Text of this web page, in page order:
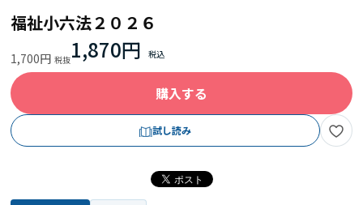
福祉小六法２０２６
1,700円 1,870円
購入する
試し読み